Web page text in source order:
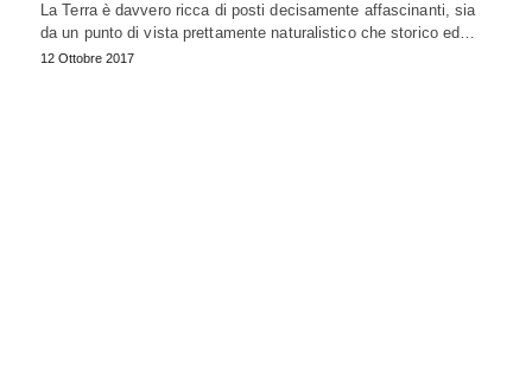
La Terra è davvero ricca di posti decisamente affascinanti, sia
da un punto di vista prettamente naturalistico che storico ed…
12 Ottobre 2017